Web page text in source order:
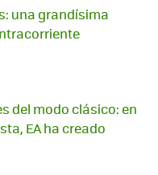
una grandísima
del modo clásico: en
EA ha creado